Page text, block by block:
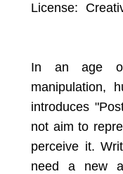
License:
In an age of
manipulation,
introduces
not aim to
perceive it.
need a new